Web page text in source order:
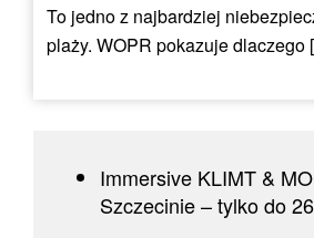
To jedno z najbardziej
plaży. WOPR pokazuje dlaczego
Immersive KLIMT &
Szczecinie – tylko do